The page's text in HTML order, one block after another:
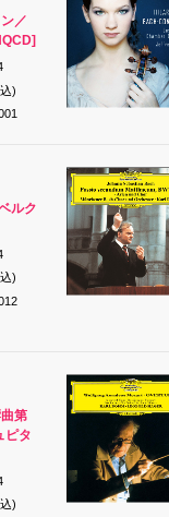
／
)
ルク
)
第
ピタ
)